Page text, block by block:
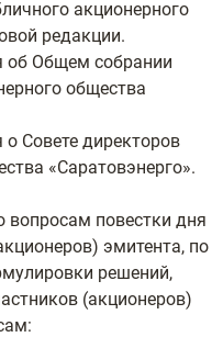
акционерного
редакции.
об Общем собрании
общества
Совете директоров
«Саратовэнерго».
вопросам повестки дня
эмитента, по
решений,
(акционеров)